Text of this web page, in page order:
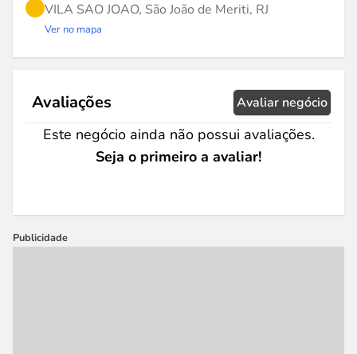
VILA SAO JOAO, São João de Meriti, RJ
Ver no mapa
Avaliações Avaliar negócio
Este negócio ainda não possui avaliações.
Seja o primeiro a avaliar!
Publicidade